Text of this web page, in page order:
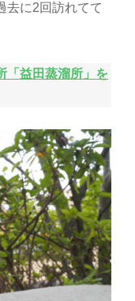
去に2回訪れてて
「益田蒸溜所」を